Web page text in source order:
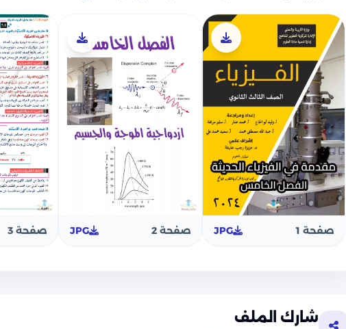
يضم الكتاب الفصل الخامس من الفيزياء (ازدواجية الموجة والجسيم -
الحديثة):
مفاهيم ومصطلحات وأسئلة الوزارة على اشعاع الجسم الأسود
مفاهيم ومصطلحات وأسئلة الوزارة على الانبعاث الحراري والتأثير
مفاهيم ومصطلحات وأسئلة الوزارة على ظاهرة كومتون
مفاهيم ومصطلحات وأسئلة الوزارة على تطبيقات على الطبيعة
كما يضم الكتاب كذلك أسئلة وتدريبات على كافة أجزاء المنهج من أسئلة
السابقة وأسئلة الامتحانات التجريبية على ازدواجية الموجة والجسيم
صفحة 1 JPG صفحة 2 JPG صفحة 3
شارك الملف